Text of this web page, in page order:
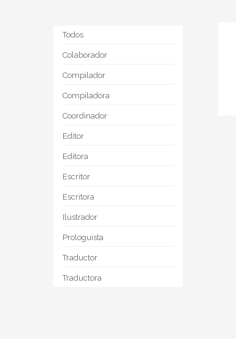
Todos
Colaborador
Compilador
Compiladora
Coordinador
Editor
Editora
Escritor
Escritora
Ilustrador
Prologuista
Traductor
Traductora